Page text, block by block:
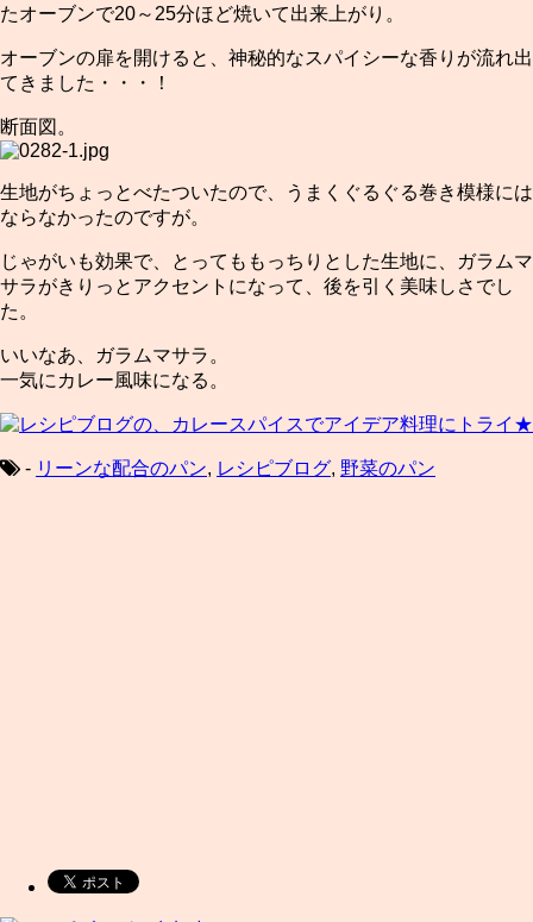
たオーブンで20～25分ほど焼いて出来上がり。
オーブンの扉を開けると、神秘的なスパイシーな香りが流れ出
てきました・・・！
断面図。
生地がちょっとべたついたので、うまくぐるぐる巻き模様には
ならなかったのですが。
じゃがいも効果で、とってももっちりとした生地に、ガラムマ
サラがきりっとアクセントになって、後を引く美味しさでし
た。
いいなあ、ガラムマサラ。
一気にカレー風味になる。
- リーンな配合のパン, レシピブログ, 野菜のパン